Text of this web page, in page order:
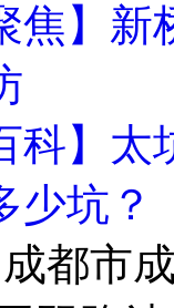
焦】
科】
少坑？
成都市